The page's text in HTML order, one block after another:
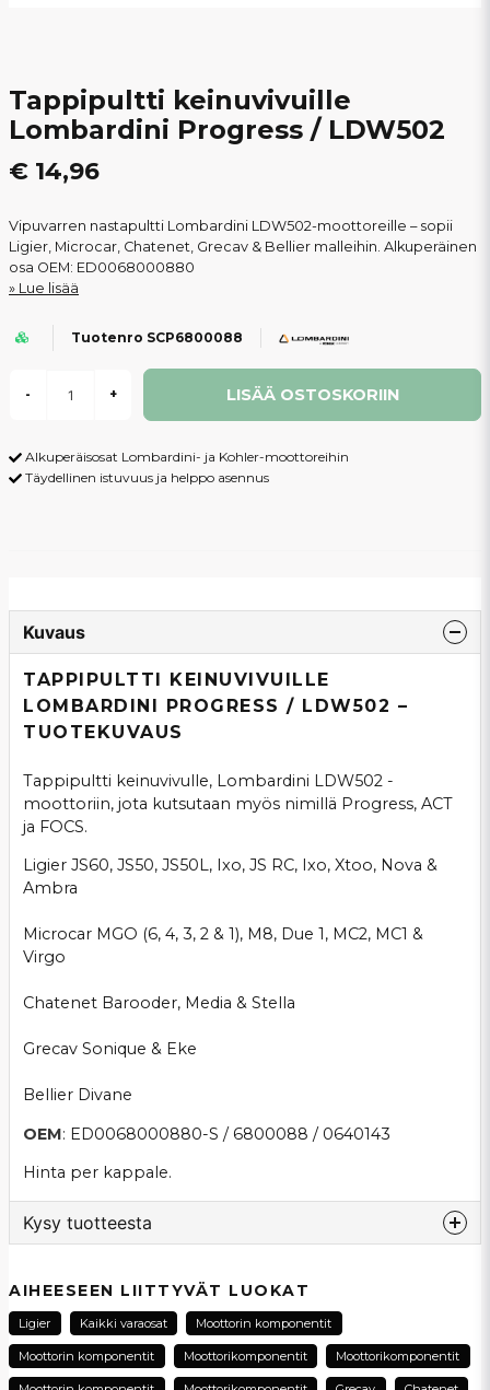
Tappipultti keinuvivuille
Lombardini Progress / LDW502
€ 14,96
Vipuvarren nastapultti Lombardini LDW502-moottoreille – sopii
Ligier, Microcar, Chatenet, Grecav & Bellier malleihin. Alkuperäinen
osa OEM: ED0068000880
Lue lisää
Tuotenro SCP6800088
- + LISÄÄ OSTOSKORIIN
Alkuperäisosat Lombardini- ja Kohler-moottoreihin
Täydellinen istuvuus ja helppo asennus
Kuvaus
TAPPIPULTTI KEINUVIVUILLE
LOMBARDINI PROGRESS / LDW502 –
TUOTEKUVAUS
Tappipultti keinuvivulle, Lombardini LDW502 -
moottoriin, jota kutsutaan myös nimillä Progress, ACT
ja FOCS.
Ligier JS60, JS50, JS50L, Ixo, JS RC, Ixo, Xtoo, Nova &
Ambra
Microcar MGO (6, 4, 3, 2 & 1), M8, Due 1, MC2, MC1 &
Virgo
Chatenet Barooder, Media & Stella
Grecav Sonique & Eke
Bellier Divane
OEM: ED0068000880-S / 6800088 / 0640143
Hinta per kappale.
Kysy tuotteesta
Kysy meiltä tästä tuotteesta...
AIHEESEEN LIITTYVÄT LUOKAT
Ligier Kaikki varaosat Moottorin komponentit
Moottorin komponentit Moottorikomponentit Moottorikomponentit